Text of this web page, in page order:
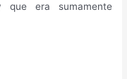
que era sumamente